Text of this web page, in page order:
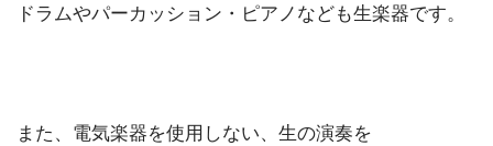
ドラムやパーカッション・ピアノなども生楽器です。
また、電気楽器を使用しない、生の演奏を